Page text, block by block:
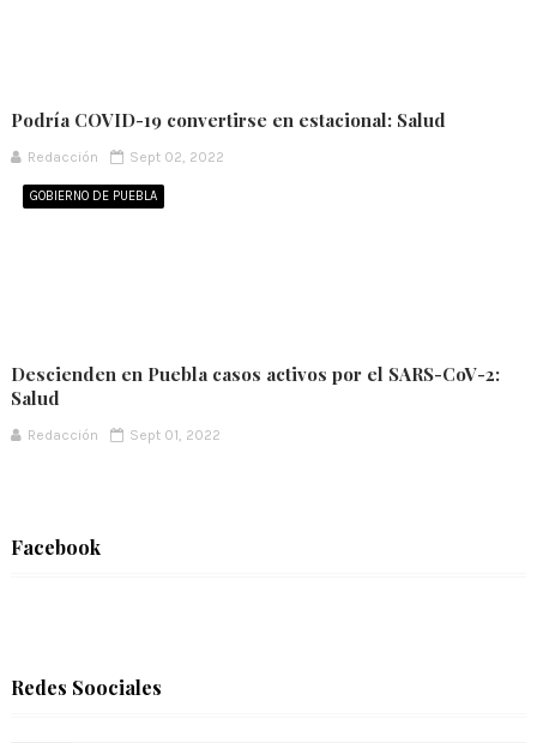
Podría COVID-19 convertirse en estacional: Salud
Redacción Sept 02, 2022
GOBIERNO DE PUEBLA
Descienden en Puebla casos activos por el SARS-CoV-2:
Salud
Redacción Sept 01, 2022
Facebook
Redes Soociales